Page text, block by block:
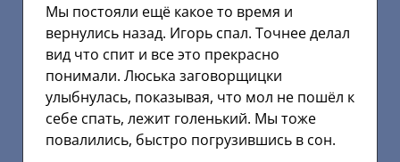
Мы постояли ещё какое то время и
вернулись назад. Игорь спал. Точнее делал
вид что спит и все это прекрасно
понимали. Люська заговорщицки
улыбнулась, показывая, что мол не пошёл к
себе спать, лежит голенький. Мы тоже
повалились, быстро погрузившись в сон.